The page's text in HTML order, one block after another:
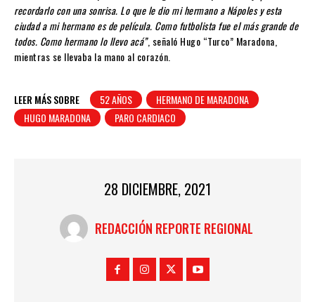
recordarlo con una sonrisa. Lo que le dio mi hermano a Nápoles y esta
ciudad a mi hermano es de película. Como futbolista fue el más grande de
todos. Como hermano lo llevo acá”, señaló Hugo “Turco” Maradona,
mientras se llevaba la mano al corazón.
LEER MÁS SOBRE 52 AÑOS
HERMANO DE MARADONA
HUGO MARADONA
PARO CARDIACO
28 DICIEMBRE, 2021
REDACCIÓN REPORTE REGIONAL